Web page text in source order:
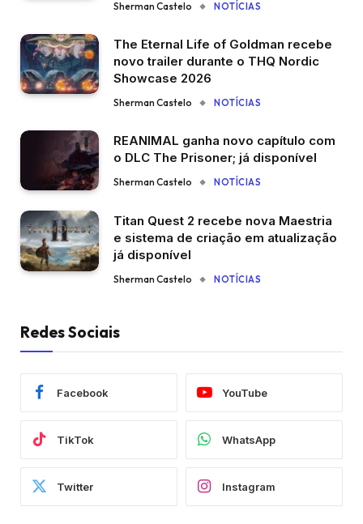
Sherman Castelo NOTÍCIAS
The Eternal Life of Goldman recebe
novo trailer durante o THQ Nordic
Showcase 2026
Sherman Castelo NOTÍCIAS
REANIMAL ganha novo capítulo com
o DLC The Prisoner; já disponível
Sherman Castelo NOTÍCIAS
Titan Quest 2 recebe nova Maestria
e sistema de criação em atualização
já disponível
Sherman Castelo NOTÍCIAS
Redes Sociais
Facebook YouTube
TikTok WhatsApp
Twitter Instagram